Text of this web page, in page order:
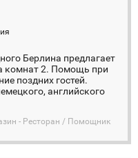
Берлина предлагает
комнат 2. Помощь при
поздних гостей.
английского
- Ресторан / Помощник